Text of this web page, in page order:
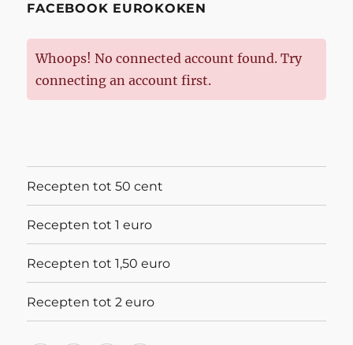
FACEBOOK EUROKOKEN
Whoops! No connected account found. Try
connecting an account first.
Recepten tot 50 cent
Recepten tot 1 euro
Recepten tot 1,50 euro
Recepten tot 2 euro